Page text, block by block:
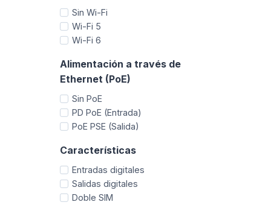
Sin Wi-Fi
Wi-Fi 5
Wi-Fi 6
Alimentación a través de
Ethernet (PoE)
Sin PoE
PD PoE (Entrada)
PoE PSE (Salida)
Características
Entradas digitales
Salidas digitales
Doble SIM